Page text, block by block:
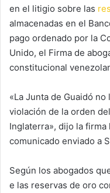
en el litigio sobre las
almacenadas en el
pago ordenado por la
Unido, el Firma de
constitucional
«La Junta de Guaidó
violación de la orden
Inglaterra», dijo la firma
comunicado enviado a
Según los abogados
e las reservas de oro